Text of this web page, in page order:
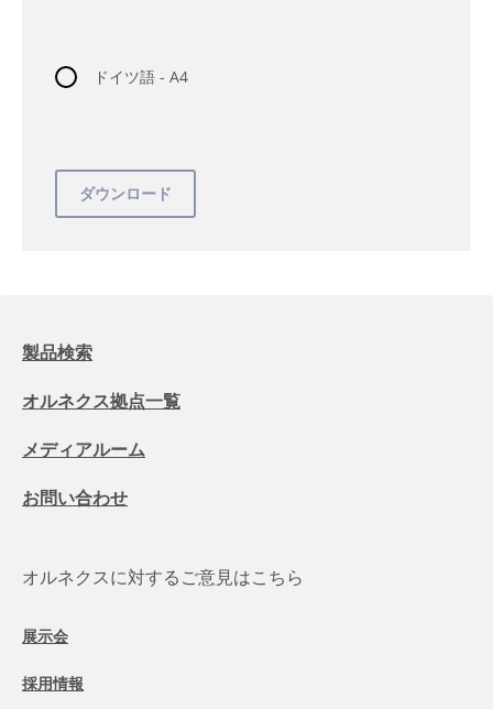
ドイツ語 - A4
製品検索
オルネクス拠点一覧
メディアルーム
お問い合わせ
オルネクスに対するご意見はこちら
展示会
採用情報